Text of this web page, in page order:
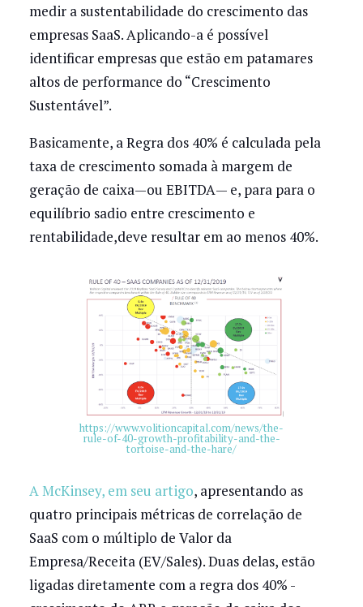
medir a sustentabilidade do crescimento das
empresas SaaS. Aplicando-a é possível
identificar empresas que estão em patamares
altos de performance do “Crescimento
Sustentável”.
Basicamente, a Regra dos 40% é calculada pela
taxa de crescimento somada à margem de
geração de caixa — ou EBITDA — e, para para o
equilíbrio sadio entre crescimento e
rentabilidade, deve resultar em ao menos 40%.
https://www.volitioncapital.com/news/the-
rule-of-40-growth-profitability-and-the-
tortoise-and-the-hare/
A McKinsey, em seu artigo, apresentando as
quatro principais métricas de correlação de
SaaS com o múltiplo de Valor da
Empresa/Receita (EV/Sales). Duas delas, estão
ligadas diretamente com a regra dos 40% -